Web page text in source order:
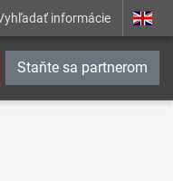
informácie
Staňte sa partnerom